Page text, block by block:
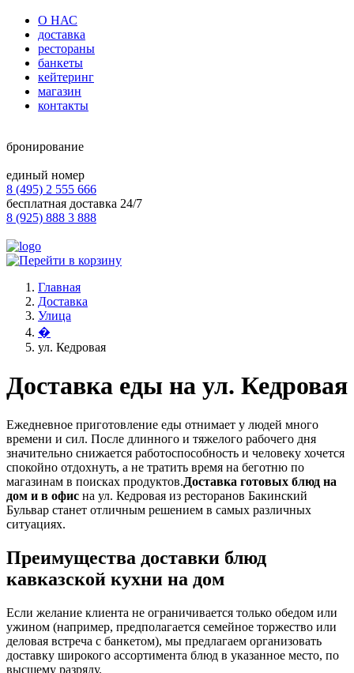
О НАС
доставка
рестораны
банкеты
кейтеринг
магазин
контакты
бронирование
единый номер
8 (495) 2 555 666
бесплатная доставка 24/7
8 (925) 888 3 888
Главная
Доставка
Улица
�
ул. Кедровая
Доставка еды на ул. Кедровая
Ежедневное приготовление еды отнимает у людей много
времени и сил. После длинного и тяжелого рабочего дня
значительно снижается работоспособность и человеку хочется
спокойно отдохнуть, а не тратить время на беготню по
магазинам в поисках продуктов.Доставка готовых блюд на
дом и в офис на ул. Кедровая из ресторанов Бакинский
Бульвар станет отличным решением в самых различных
ситуациях.
Преимущества доставки блюд
кавказской кухни на дом
Если желание клиента не ограничивается только обедом или
ужином (например, предполагается семейное торжество или
деловая встреча с банкетом), мы предлагаем организовать
доставку широкого ассортимента блюд в указанное место, по
высшему разряду.